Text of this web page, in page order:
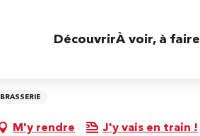
DécouvrirÀ voir, à faire
BRASSERIE
M'y rendre J'y vais en train !